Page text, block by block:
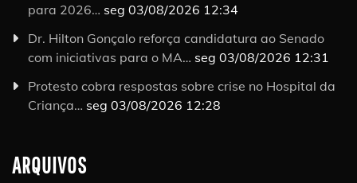
para 2026… seg 03/08/2026 12:34
Dr. Hilton Gonçalo reforça candidatura ao Senado
com iniciativas para o MA… seg 03/08/2026 12:31
Protesto cobra respostas sobre crise no Hospital da
Criança… seg 03/08/2026 12:28
ARQUIVOS